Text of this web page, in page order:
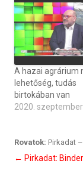
A hazai agrárium
lehetőség, tudás
birtokában van
2020.
Rovatok: Pirkadat
Bejegyzés
← Pirkadat: